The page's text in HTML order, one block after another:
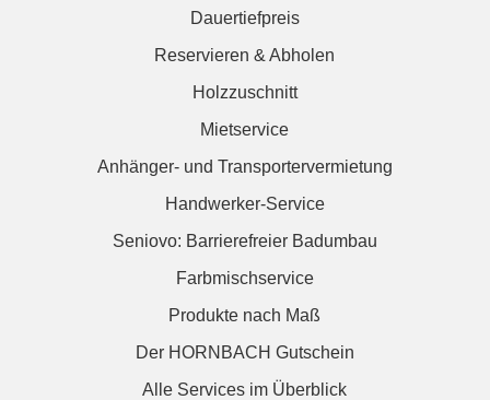
Dauertiefpreis
Reservieren & Abholen
Holzzuschnitt
Mietservice
Anhänger- und Transportervermietung
Handwerker-Service
Seniovo: Barrierefreier Badumbau
Farbmischservice
Produkte nach Maß
Der HORNBACH Gutschein
Alle Services im Überblick